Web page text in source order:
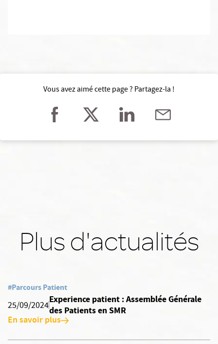
Vous avez aimé cette page ? Partagez-la !
Plus d'actualités
#Parcours Patient
25/09/2024
Experience patient : Assemblée Générale
des Patients en SMR
En savoir plus